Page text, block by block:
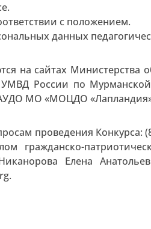
с положением.
данных
на сайтах
России по
МО «МОЦДО
проведения Конкурса:
гражданско-
Елена